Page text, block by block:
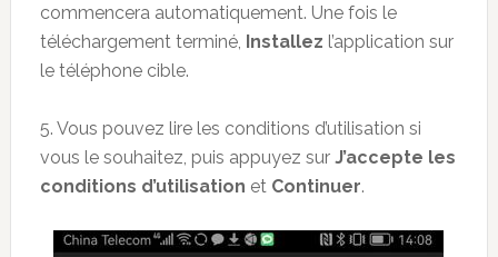
commencera automatiquement. Une fois le
téléchargement terminé, Installez l’application sur
le téléphone cible.
5. Vous pouvez lire les conditions d’utilisation si
vous le souhaitez, puis appuyez sur J’accepte les
conditions d’utilisation et Continuer.